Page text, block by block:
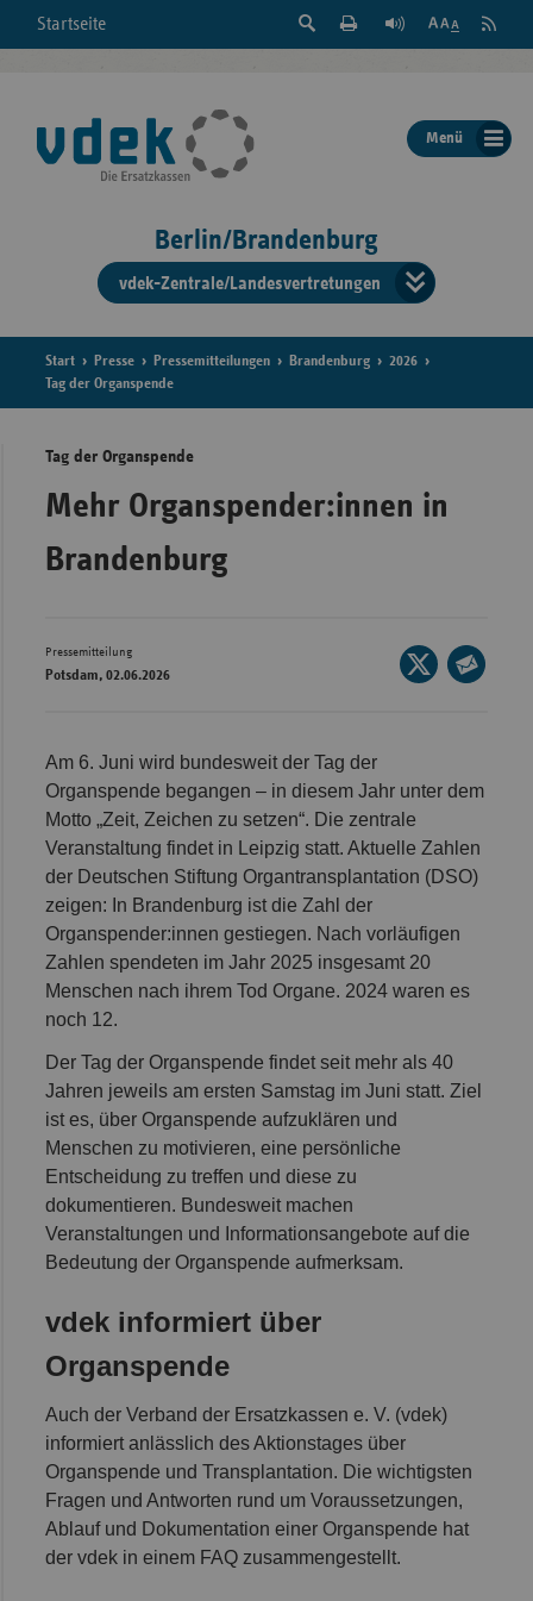
Startseite
Suche
der
Seite
Feed
Menü
Berlin/Brandenburg
vdek-Zentrale/Landesvertretungen
der
Start Presse Pressemitteilungen Brandenburg
2026
Tag der Organspende
Tag der Organspende
Mehr Organspender:innen in
Brandenburg
Pressemitteilung
Potsdam, 02.06.2026
Seite
auf
Am 6. Juni wird bundesweit der Tag der
Organspende begangen – in diesem Jahr unter dem
Motto „Zeit, Zeichen zu setzen“. Die zentrale
Veranstaltung findet in Leipzig statt. Aktuelle Zahlen
der Deutschen Stiftung Organtransplantation (DSO)
zeigen: In Brandenburg ist die Zahl der
Organspender:innen gestiegen. Nach vorläufigen
Zahlen spendeten im Jahr 2025 insgesamt 20
Menschen nach ihrem Tod Organe. 2024 waren es
noch 12.
Der Tag der Organspende findet seit mehr als 40
Jahren jeweils am ersten Samstag im Juni statt. Ziel
ist es, über Organspende aufzuklären und
Menschen zu motivieren, eine persönliche
Entscheidung zu treffen und diese zu
dokumentieren. Bundesweit machen
Veranstaltungen und Informationsangebote auf die
Bedeutung der Organspende aufmerksam.
vdek informiert über
Organspende
Auch der Verband der Ersatzkassen e. V. (vdek)
informiert anlässlich des Aktionstages über
Organspende und Transplantation. Die wichtigsten
Fragen und Antworten rund um Voraussetzungen,
Ablauf und Dokumentation einer Organspende hat
der vdek in einem FAQ zusammengestellt.